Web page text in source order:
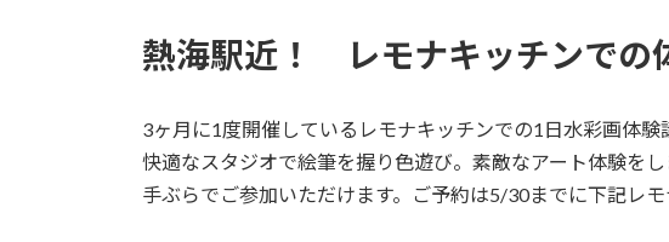
:
熱海駅近！ レモナキッチンでの
3ヶ月に1度開催しているレモナキッチンでの1日水彩画体験
快適なスタジオで絵筆を握り色遊び。素敵なアート体験をし
手ぶらでご参加いただけます。ご予約は5/30までに下記レモ